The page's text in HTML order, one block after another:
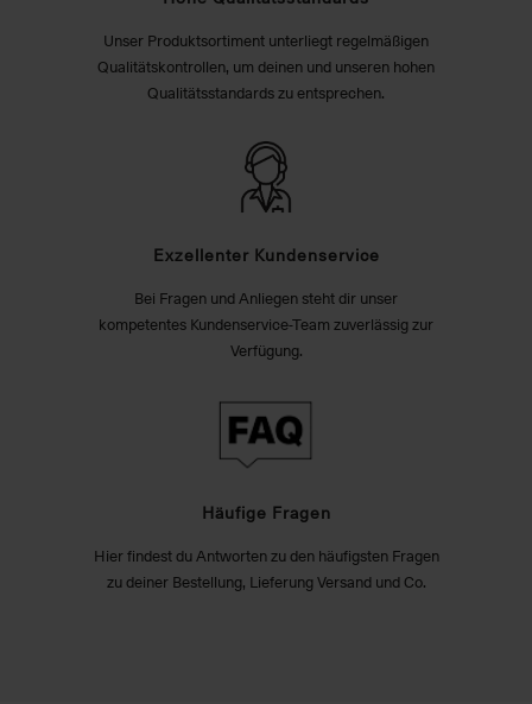
Unser Produktsortiment unterliegt regelmäßigen
Qualitätskontrollen, um deinen und unseren hohen
Qualitätsstandards zu entsprechen.
Exzellenter Kundenservice
Bei Fragen und Anliegen steht dir unser
kompetentes Kundenservice-Team zuverlässig zur
Verfügung.
Häufige Fragen
Hier findest du Antworten zu den häufigsten Fragen
zu deiner Bestellung, Lieferung Versand und Co.